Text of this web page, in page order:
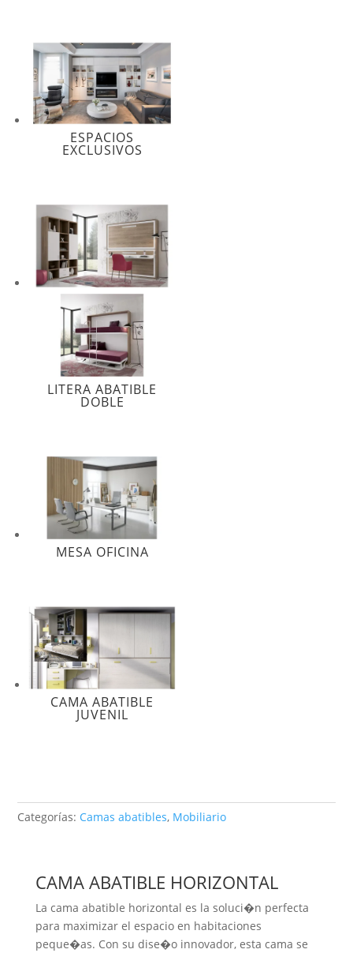
ESPACIOS
EXCLUSIVOS
LITERA ABATIBLE
DOBLE
MESA OFICINA
CAMA ABATIBLE
JUVENIL
Categorías: Camas abatibles, Mobiliario
CAMA ABATIBLE HORIZONTAL
La cama abatible horizontal es la soluci�n perfecta
para maximizar el espacio en habitaciones
peque�as. Con su dise�o innovador, esta cama se